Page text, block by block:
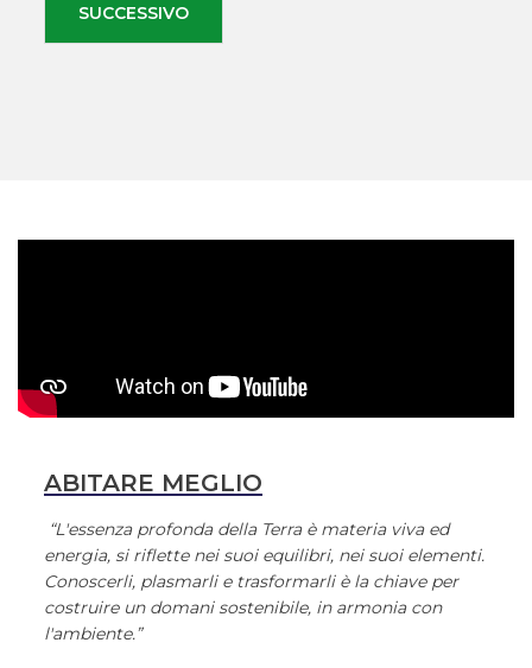
SUCCESSIVO
ABITARE MEGLIO
“L'essenza profonda della Terra è materia viva ed
energia, si riflette nei suoi equilibri, nei suoi elementi.
Conoscerli, plasmarli e trasformarli è la chiave per
costruire un domani sostenibile, in armonia con
l'ambiente.”